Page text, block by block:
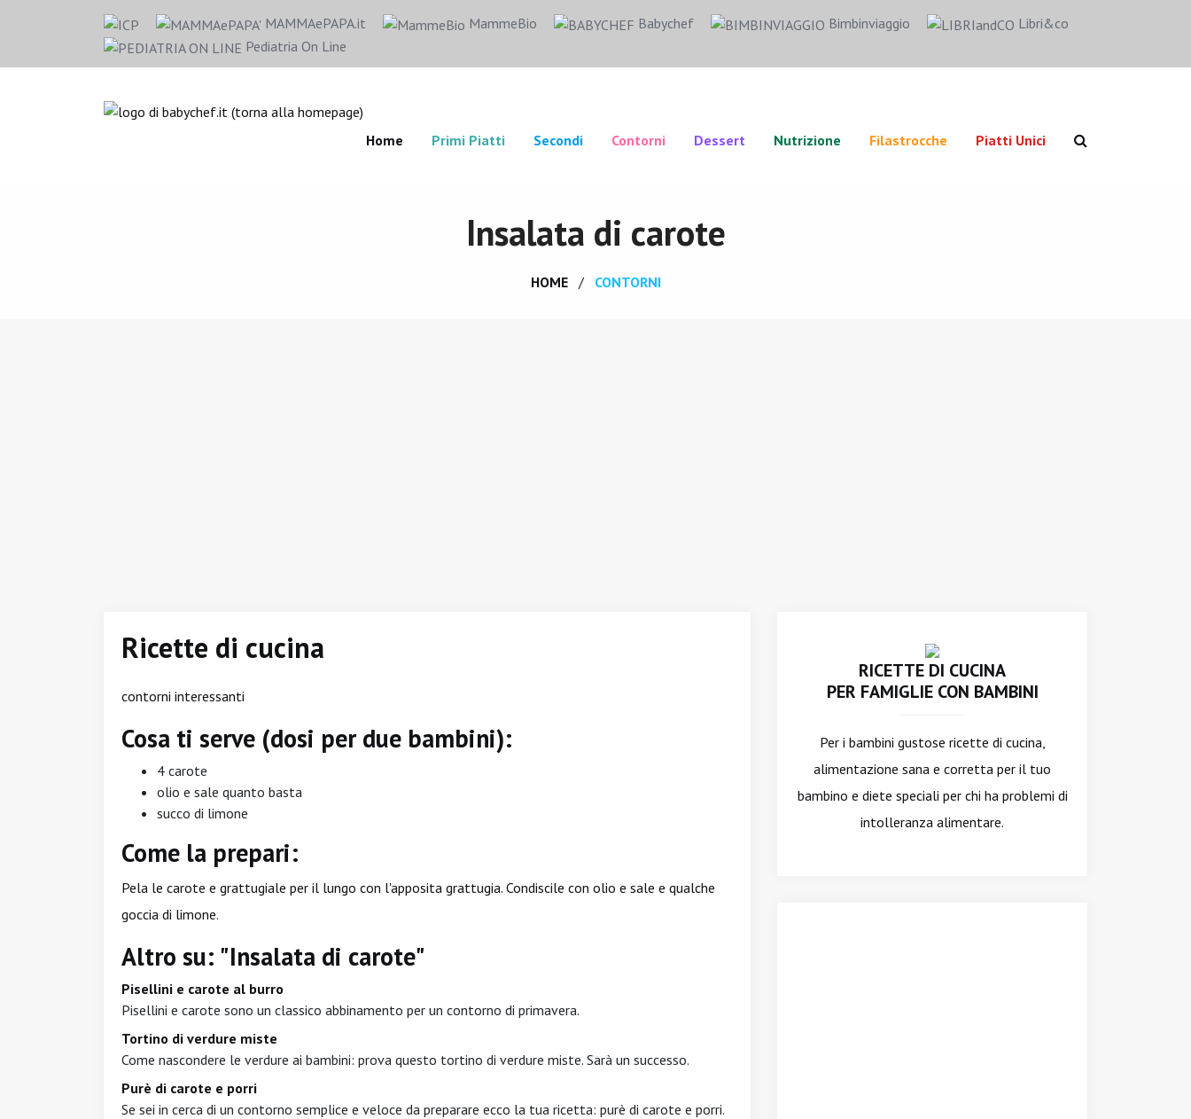
MAMMAePAPA.it MammeBio Babychef Bimbinviaggio
Libri&co
Pediatria On Line
Home Primi Piatti Secondi Contorni Dessert Nutrizione Filastrocche Piatti Unici
Insalata di carote
HOME CONTORNI
Ricette di cucina
contorni interessanti
Cosa ti serve (dosi per due bambini):
4 carote
olio e sale quanto basta
succo di limone
Come la prepari:
Pela le carote e grattugiale per il lungo con l'apposita grattugia. Condiscile con olio e sale e qualche
goccia di limone.
Altro su: "Insalata di carote"
Pisellini e carote al burro
Pisellini e carote sono un classico abbinamento per un contorno di primavera.
Tortino di verdure miste
Come nascondere le verdure ai bambini: prova questo tortino di verdure miste. Sarà un successo.
Purè di carote e porri
Se sei in cerca di un contorno semplice e veloce da preparare ecco la tua ricetta: purè di carote e porri.
RICETTE DI CUCINA
PER FAMIGLIE CON BAMBINI
Per i bambini gustose ricette di cucina,
alimentazione sana e corretta per il tuo
bambino e diete speciali per chi ha problemi di
intolleranza alimentare.